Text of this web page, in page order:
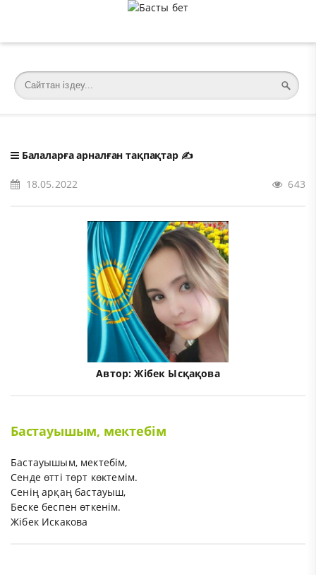
Балаларға арналған тақпақтар✍️
18.05.2022 643
Автор:Жібек Ысқақова
Бастауышым, мектебім
Бастауышым, мектебім,
Сенде өтті төрт көктемім.
Сенің арқаң бастауыш,
Беске беспен өткенім.
Жібек Искакова